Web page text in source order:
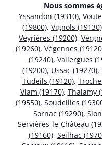
Nous sommes
Yssandon (19310),
(19800), Vignols (19130)
Veyrières (19200),
(19260), Végennes
(19240), Valiergues
(19200), Ussac (19270),
Tudeils (19120),
Viam (19170), Thalamy
(19550), Soudeilles
Sornac (19290),
Servières-le-Château
(19160), Seilhac